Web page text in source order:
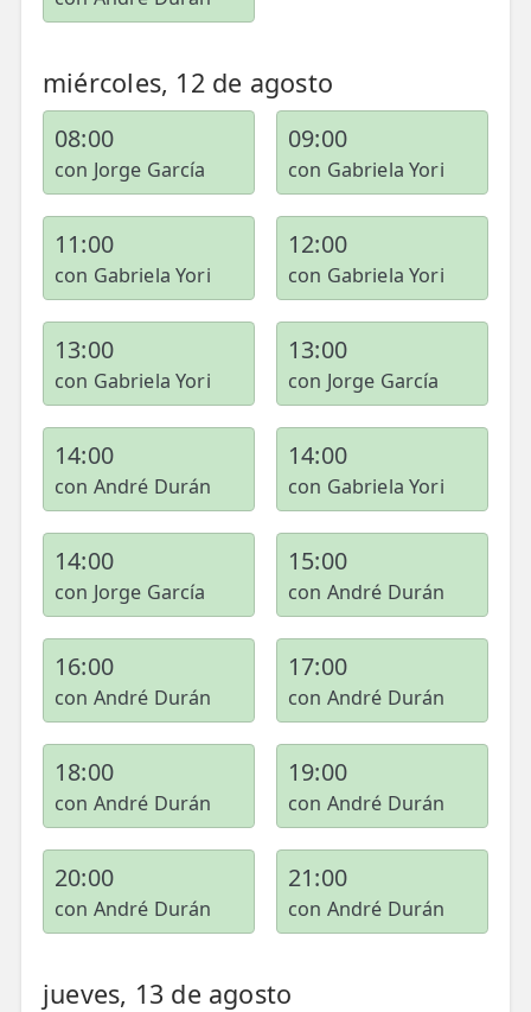
💆 Masajes Madrid
🏅 Fisioterapia Deportiva
🧠 Fisioterapia Neurológica
🧍 Fisioterapia Vestibular
🫁 Fisioterapia Respiratoria
👶 Fisioterapia Pediátrica
TRATAMIENTOS
✅ Punción Seca
✅ Ondas de Choque
✅ EPTE - EPI
ESTÉTICA
✨ Fisioestética
✨ Radiofrecuencia INDIBA
✨ Presoterapia
✨ Cicatrices y Estrías
LESIONES
FRECUENTES
Rotura Fibrilar
Dolor de Cabeza
miércoles, 12 de agosto
08:00
con Jorge García
09:00
con Gabriela Yori
11:00
con Gabriela Yori
12:00
con Gabriela Yori
13:00
con Gabriela Yori
13:00
con Jorge García
14:00
con André Durán
14:00
con Gabriela Yori
14:00
con Jorge García
15:00
con André Durán
16:00
con André Durán
17:00
con André Durán
18:00
con André Durán
19:00
con André Durán
20:00
con André Durán
21:00
con André Durán
jueves, 13 de agosto